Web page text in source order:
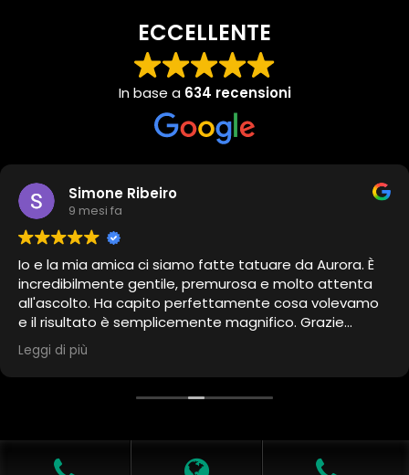
ECCELLENTE
In base a 634 recensioni
Simone Ribeiro
9 mesi fa
Io e la mia amica ci siamo fatte tatuare da Aurora. È
incredibilmente gentile, premurosa e molto attenta
all'ascolto. Ha capito perfettamente cosa volevamo
e il risultato è semplicemente magnifico. Grazie
ancora, Aurora, per questa fantastica esperienza; la
consigliamo al 100%!
Leggi di più